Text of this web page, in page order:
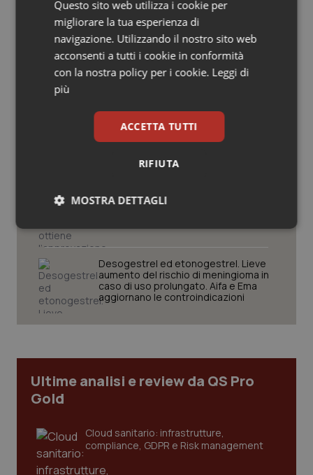
Salute orale & impianti
Sangue & coagulazione
Tiroide
Tumore al seno
Tumori del Polmone & Testa Collo
Tumori gastrointestinali
Ulcera & Reflusso
Vaccini
Scienza e Farmaci
La spesa farmaceutica sale a 39,3
miliardi (+6%). Prosegue il boom dei
farmaci per diabete e obesità e cala
OsMed 2025
Aifa. Rivisto il Programma attività 2026
dopo le richieste delle Regioni. Dalla
governance, ecco le novità
Stati Uniti. Moderna ottiene
l’approvazione della Fda per il primo
Desogestrel ed etonogestrel. Lieve
aumento del rischio di meningioma in
caso di uso prolungato. Aifa e Ema
aggiornano le controindicazioni
Ultime analisi e review da QS Pro
Gold
Cloud sanitario: infrastrutture,
compliance, GDPR e Risk management
Questo sito web utilizza i cookie per
migliorare la tua esperienza di
navigazione. Utilizzando il nostro sito web
acconsenti a tutti i cookie in conformità
con la nostra policy per i cookie. Leggi di
più
ACCETTA TUTTI
RIFIUTA
MOSTRA DETTAGLI
Necessari Statistici Marketing
Necessari Statistici Marketing
navigazione sulle pagine e l'accesso alle aree
protette del sito. Il sito web non è in grado di
funzionare correttamente senza questi cookie.
VISITOR_PRIVACY_METADATA
YouTube
.youtube.com